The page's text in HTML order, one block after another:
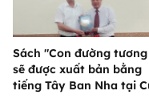
Sách "Con đường
sẽ được xuất bản bằng
tiếng Tây Ban Nha tại